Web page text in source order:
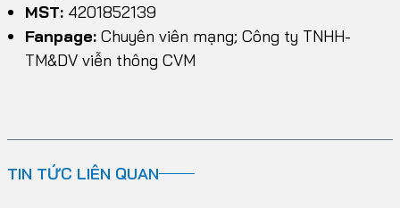
MST: 4201852139
Fanpage: Chuyên viên mạng; Công ty TNHH-
TM&DV viễn thông CVM
TIN TỨC LIÊN QUAN